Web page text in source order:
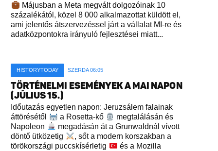
Májusban a Meta megvált dolgozóinak 10
százalékától, közel 8 000 alkalmazottat küldött el,
ami jelentős átszervezéssel járt a vállalat MI-re és
adatközpontokra irányuló fejlesztései miatt...
HISTORYTODAY SZERDA 06:05
TÖRTÉNELMI ESEMÉNYEK A MAI NAPON
(JÚLIUS 15.)
Időutazás egyetlen napon: Jeruzsálem falainak
áttörésétől
a Rosetta-kő
megtalálásán és
Napoleon
megadásán át a Grunwaldnál vívott
döntő ütközetig
, sőt a modern korszakban a
törökországi puccskísérletig
és a Mozilla